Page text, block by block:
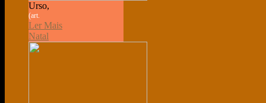
Urso,
(art.
Ler Mais
Natal